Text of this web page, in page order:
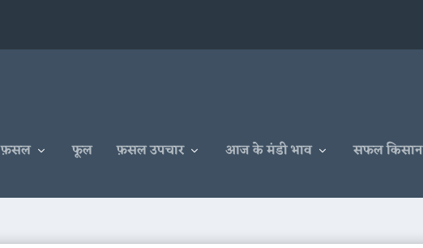
फ़सल फूल फ़सल उपचार आज के मंडी भाव सफल किसान